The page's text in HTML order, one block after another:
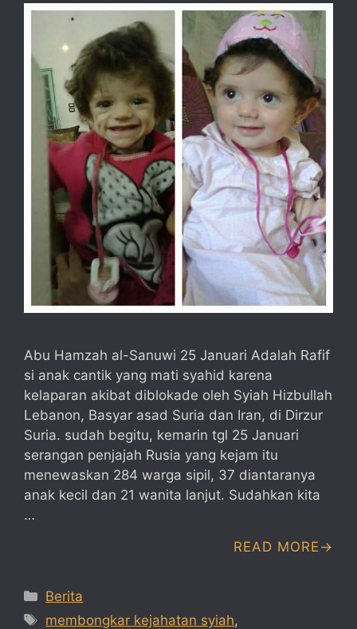
Abu Hamzah al-Sanuwi 25 Januari Adalah Rafif
si anak cantik yang mati syahid karena
kelaparan akibat diblokade oleh Syiah Hizbullah
Lebanon, Basyar asad Suria dan Iran, di Dirzur
Suria. sudah begitu, kemarin tgl 25 Januari
serangan penjajah Rusia yang kejam itu
menewaskan 284 warga sipil, 37 diantaranya
anak kecil dan 21 wanita lanjut. Sudahkan kita
…
READ MORE
Categories
Berita
Tags
membongkar kejahatan syiah,